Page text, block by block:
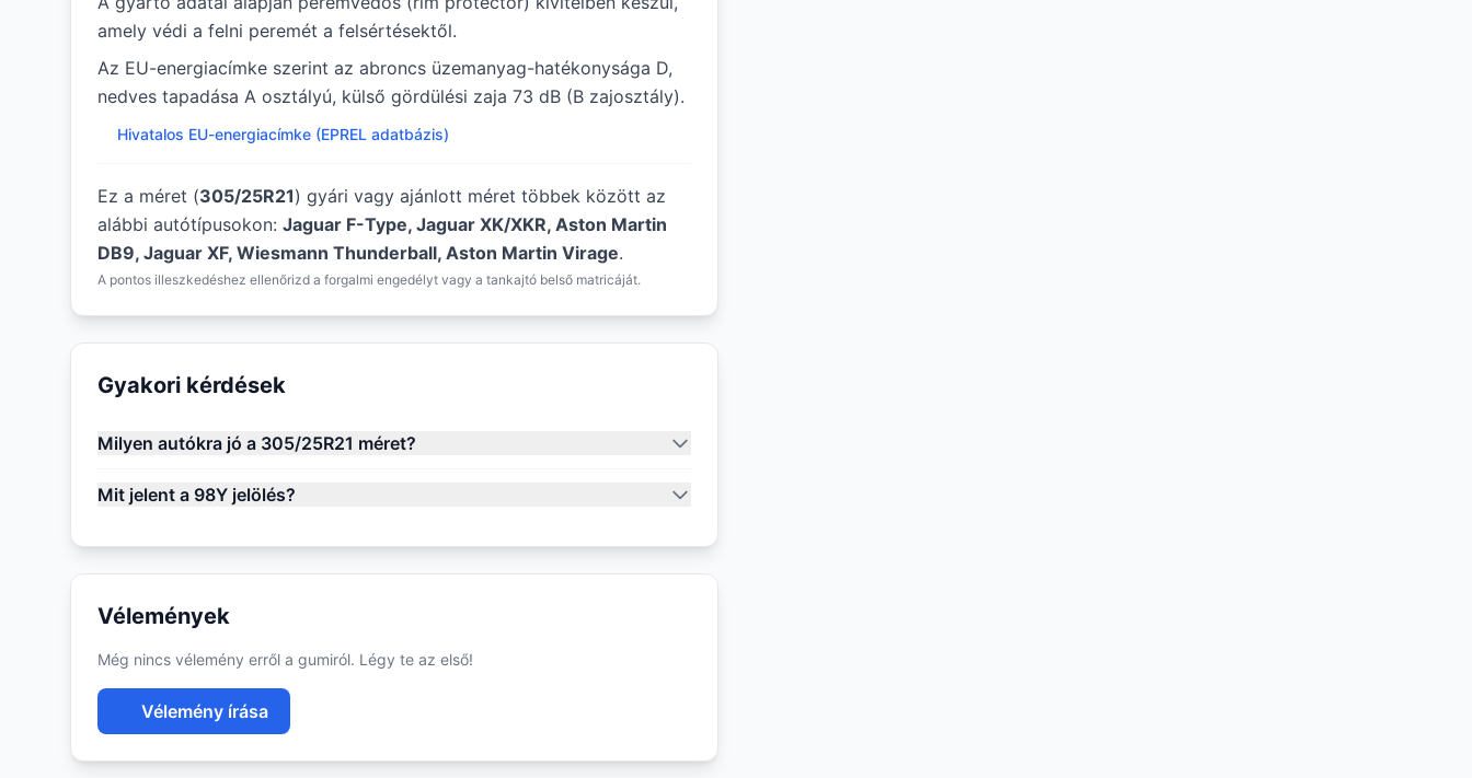
amely védi a felni peremét a felsértésektől.
Az EU-energiacímke szerint az abroncs üzemanyag-hatékonysága D,
nedves tapadása A osztályú, külső gördülési zaja 73 dB (B zajosztály).
Hivatalos EU-energiacímke (EPREL adatbázis)
Ez a méret (305/25R21) gyári vagy ajánlott méret többek között az
alábbi autótípusokon: Jaguar F-Type, Jaguar XK/XKR, Aston Martin
DB9, Jaguar XF, Wiesmann Thunderball, Aston Martin Virage.
A pontos illeszkedéshez ellenőrizd a forgalmi engedélyt vagy a tankajtó belső matricáját.
Gyakori kérdések
Milyen autókra jó a 305/25R21 méret?
Mit jelent a 98Y jelölés?
Vélemények
Még nincs vélemény erről a gumiról. Légy te az első!
Vélemény írása